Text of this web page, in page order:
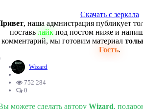
Скачать с зеркала
, наша адмнистрация публикует
поставь лайкпод постом ниже и
комментарий, мы готовим материал
Гость.
Wizard
752 284
0
можете сделать автору Wizard,